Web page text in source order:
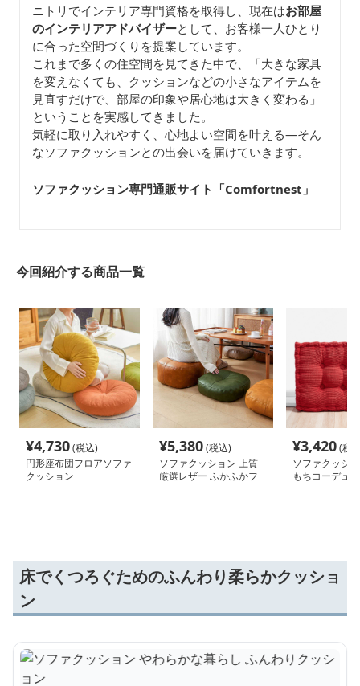
ニトリでインテリア専門資格を取得し、現在はお部屋
のインテリアアドバイザーとして、お客様一人ひとり
に合った空間づくりを提案しています。
これまで多くの住空間を見てきた中で、「大きな家具
を変えなくても、クッションなどの小さなアイテムを
見直すだけで、部屋の印象や居心地は大きく変わる」
ということを実感してきました。
気軽に取り入れやすく、心地よい空間を叶える—そん
なソファクッションとの出会いを届けていきます。
ソファクッション専門通販サイト「Comfortnest 」
今回紹介する商品一覧
¥4,730(税込)
円形座布団フロアソファ
クッション
¥5,380(税込)
ソファクッション 上質
厳選レザー ふかふかフ
¥3,420(税
ソファクッシ
もちコーデュ
床でくつろぐためのふんわり柔らかクッショ
ン